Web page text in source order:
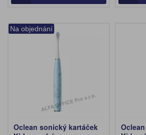
Na objednání
Oclean sonický kartáček